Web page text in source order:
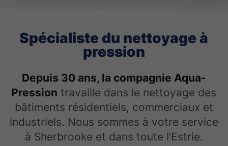
Spécialiste du nettoyage à
pression
Depuis 30 ans, la compagnie Aqua-
Pression travaille dans le nettoyage des
bâtiments résidentiels, commerciaux et
industriels. Nous sommes à votre service
à Sherbrooke et dans toute l’Estrie.